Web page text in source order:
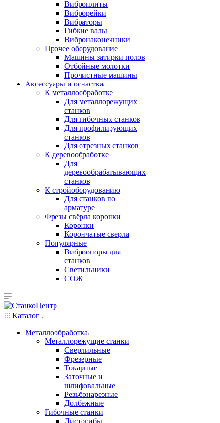
Виброплиты
Виброрейки
Вибраторы
Гибкие валы
Вибронаконечники
Прочее оборудование
Машины затирки полов
Отбойные молотки
Прочистные машины
Аксeccyapы и оснастка
К металлообработке
Для металлорежущих
станков
Для гибочных станков
Для профилирующих
станков
Для отрезных станков
К деревообработке
Для
деревообрабатывающих
станков
К стройоборудованию
Для станков по
арматуре
Фрезы свёрла коронки
Коронки
Корончатые сверла
Популярные
Виброопоры для
станков
Светильники
СОЖ
Каталог
Металлообработка
Металлорежущие станки
Сверлильные
Фрезерные
Токарные
Заточные и
шлифовальные
Резьбонарезные
Долбежные
Гибочные станки
Листогибы